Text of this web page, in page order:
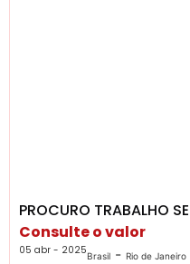
PROCURO TRABALHO
Consulte o valor
05 abr - 2025Brasil - Rio de Janeiro